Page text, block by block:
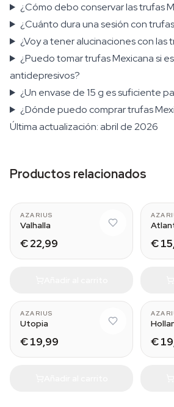
¿Cómo debo conservar las trufas
¿Cuánto dura una sesión con
¿Voy a tener alucinaciones con las
¿Puedo tomar trufas Mexicana si
antidepresivos?
¿Un envase de 15 g es suficiente
¿Dónde puedo comprar trufas
Última actualización: abril de 2026
Productos relacionados
AZARIUS
Valhalla
€ 22,99 €
AZARIUS
Utopia
€ 19,99 €